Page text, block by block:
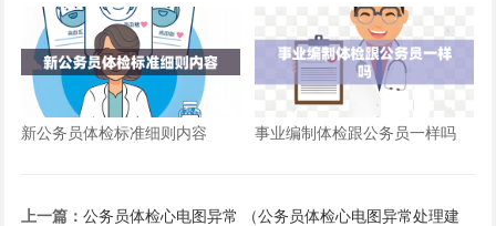
新公务员体检标准细则内容 事业编制体检跟公务员一样吗
上一篇：公务员体检心电图异常 （公务员体检心电图异常处理建